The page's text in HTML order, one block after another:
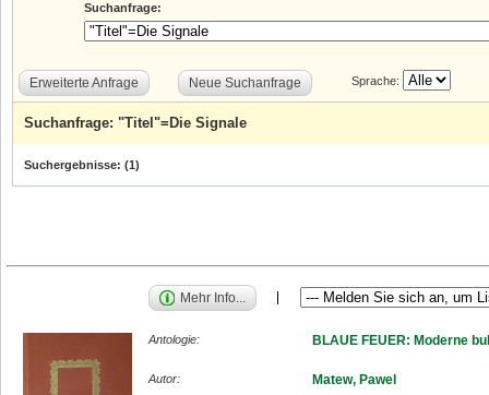
Suchanfrage:
Erweiterte Anfrage Neue Suchanfrage Sprache:
Suchanfrage: "Titel"=Die Signale
Suchergebnisse: (1)
Mehr Info...
Antologie: BLAUE FEUER: Moderne
Autor:
Matew, Pawel